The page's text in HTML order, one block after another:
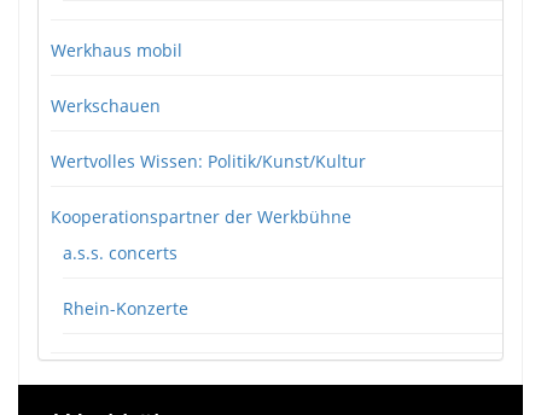
Werkhaus mobil
Werkschauen
Wertvolles Wissen: Politik/Kunst/Kultur
Kooperationspartner der Werkbühne
a.s.s. concerts
Rhein-Konzerte